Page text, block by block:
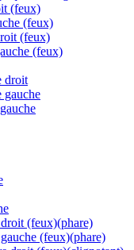
(feux)
(feux)
(feux)
(feux)
droit
gauche
(feux)(phare)
(feux)(phare)